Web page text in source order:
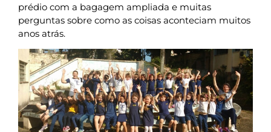
prédio com a bagagem ampliada e muitas
perguntas sobre como as coisas aconteciam muitos
anos atrás.